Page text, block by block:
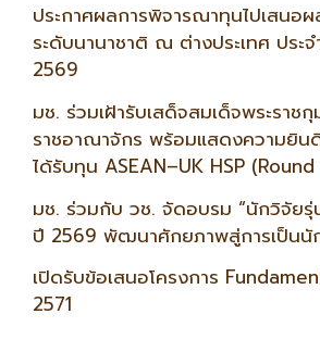
ประกาศผลการพิจารณาทุนไปเสนอผ
ระดับนานาชาติ ณ ต่างประเทศ ประ
2569
มช. ร่วมเฝ้ารับเสด็จสมเด็จพระราช
ราชอาณาจักร พร้อมแสดงความยิ
ได้รับทุน ASEAN–UK HSP (Round
มช. ร่วมกับ วช. จัดอบรม “นักวิจัยรุ่
ปี 2569 พัฒนาศักยภาพสู่การเป็นนั
เปิดรับข้อเสนอโครงการ
2571